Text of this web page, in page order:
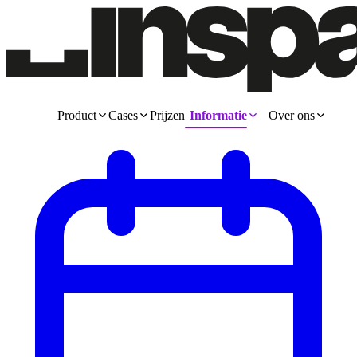
Product Cases Prijzen Informatie Over ons